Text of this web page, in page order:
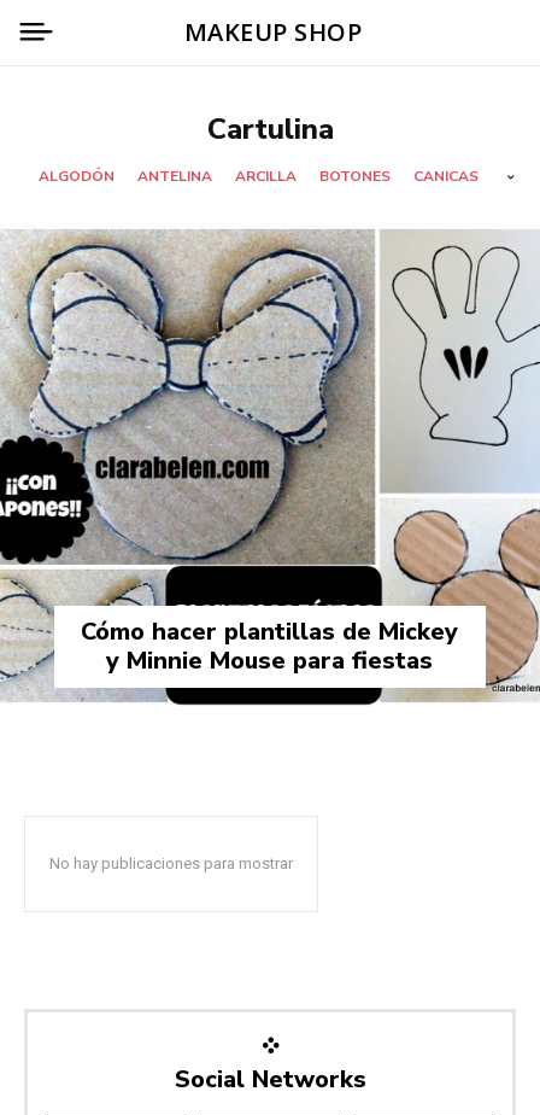
MAKEUP SHOP
Cartulina
ALGODÓN ANTELINA ARCILLA BOTONES CANICAS
Cómo hacer plantillas de Mickey
y Minnie Mouse para fiestas
No hay publicaciones para mostrar
Social Networks